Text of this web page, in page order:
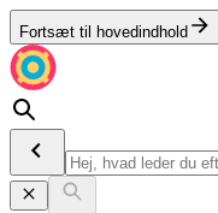
Fortsæt til hovedindhold